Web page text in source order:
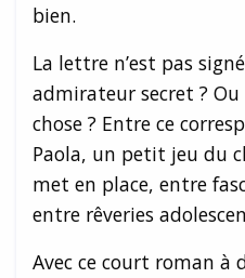
bien.
La lettre n’est pas
admirateur secret ?
chose ? Entre ce
Paola, un petit jeu du
met en place, entre
entre rêveries
Avec ce court roman à